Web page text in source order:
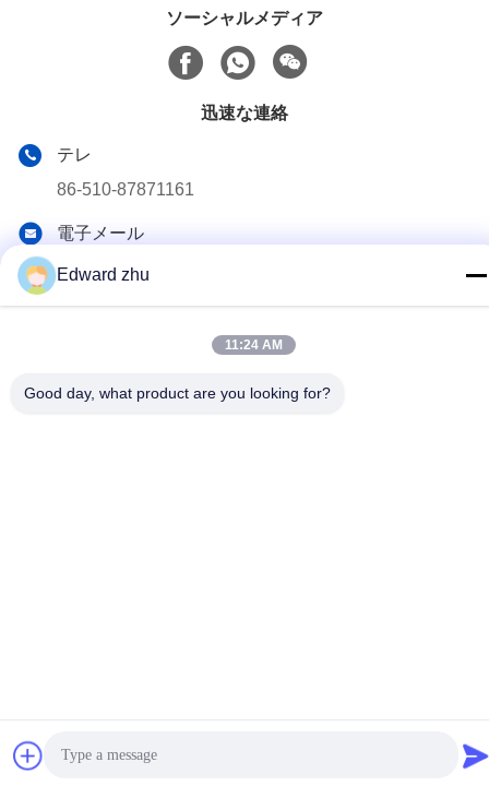
ソーシャルメディア
迅速な連絡
テレ
86-510-87871161
電子メール
li@fu-tao.com
アドレス
中国江苏市イキシン市ヘキアオ工業区 興河路1号
プライバシーポリシー
Edward zhu
11:24 AM
Good day, what product are you looking for?